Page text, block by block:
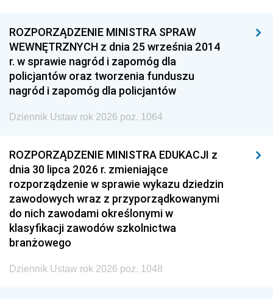
ROZPORZĄDZENIE MINISTRA SPRAW
WEWNĘTRZNYCH z dnia 25 września 2014
r. w sprawie nagród i zapomóg dla
policjantów oraz tworzenia funduszu
nagród i zapomóg dla policjantów
Dziennik Ustaw rok 2026 poz. 1064
ROZPORZĄDZENIE MINISTRA EDUKACJI z
dnia 30 lipca 2026 r. zmieniające
rozporządzenie w sprawie wykazu dziedzin
zawodowych wraz z przyporządkowanymi
do nich zawodami określonymi w
klasyfikacji zawodów szkolnictwa
branżowego
Dziennik Ustaw rok 2026 poz. 1048